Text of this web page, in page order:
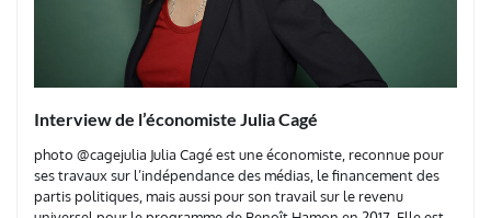
Interview de l’économiste Julia Cagé
photo @cagejulia Julia Cagé est une économiste, reconnue pour
ses travaux sur l’indépendance des médias, le financement des
partis politiques, mais aussi pour son travail sur le revenu